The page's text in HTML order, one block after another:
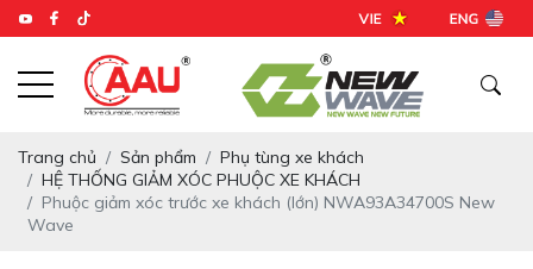
Trang chủ Sản phẩm
Phụ tùng xe khách
HỆ THỐNG GIẢM XÓC PHUỘC XE KHÁCH
Phuộc giảm xóc trước xe khách (lớn) NWA93A34700S New
Wave